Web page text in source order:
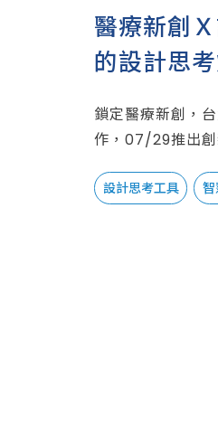
醫療新創
的設計思
鎖定醫療新創，
作，07/29推出創
設計思考工具